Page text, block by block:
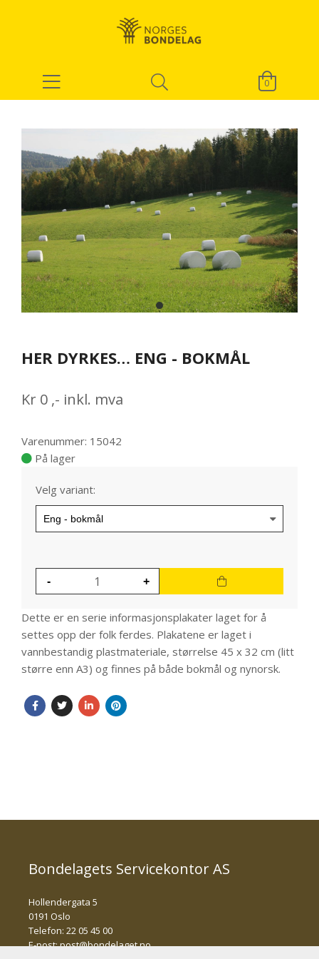
0
item
of
HER DYRKES… ENG - BOKMÅL
Kr 0 ,- inkl. mva
Varenummer: 15042
På lager
Velg variant:
Dette er en serie informasjonsplakater laget for å
settes opp der folk ferdes. Plakatene er laget i
vannbestandig plastmateriale, størrelse 45 x 32 cm (litt
større enn A3) og finnes på både bokmål og nynorsk.
Bondelagets Servicekontor AS
Hollendergata 5
0191 Oslo
Telefon: 22 05 45 00
E-post:post@bondelaget.no